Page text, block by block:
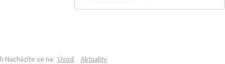
Nacházíte se na: Úvod
Aktuality